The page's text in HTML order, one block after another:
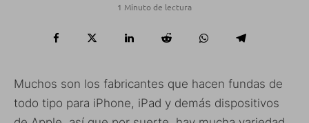
1 Minuto de lectura
Muchos son los fabricantes que hacen fundas de
todo tipo para iPhone, iPad y demás dispositivos